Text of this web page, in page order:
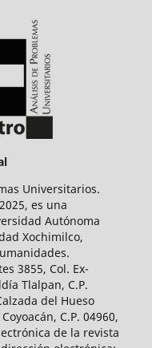
Universitarios.
es una
Autónoma
Xochimilco,
3855, Col. Ex-
Tlalpan, C.P.
del Hueso
C.P. 04960,
de la revista